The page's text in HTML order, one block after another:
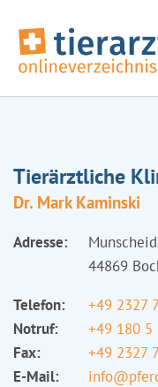
Tierärztliche
Dr. Mark Kaminski
Adresse:
44869
Telefon:
+49 2327
Notruf:
+49 180 5
Fax:
+49 2327
E-Mail: